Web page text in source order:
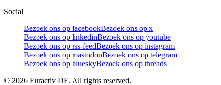
Social
Bezoek ons op facebookBezoek ons op x
Bezoek ons op linkedinBezoek ons op youtube
Bezoek ons op rss-feedBezoek ons op instagram
Bezoek ons op mastodonBezoek ons op telegram
Bezoek ons op blueskyBezoek ons op threads
© 2026 Euractiv DE. All rights reserved.